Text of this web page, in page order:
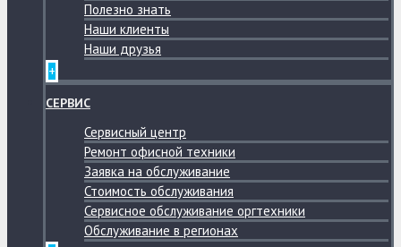
Полезно знать
Наши клиенты
Наши друзья
+
СЕРВИС
Сервисный центр
Ремонт офисной техники
Заявка на обслуживание
Стоимость обслуживания
Сервисное обслуживание оргтехники
Обслуживание в регионах